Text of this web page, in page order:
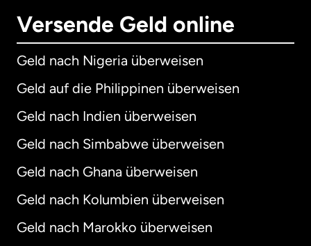
Versende Geld online
Geld nach Nigeria überweisen
Geld auf die Philippinen überweisen
Geld nach Indien überweisen
Geld nach Simbabwe überweisen
Geld nach Ghana überweisen
Geld nach Kolumbien überweisen
Geld nach Marokko überweisen